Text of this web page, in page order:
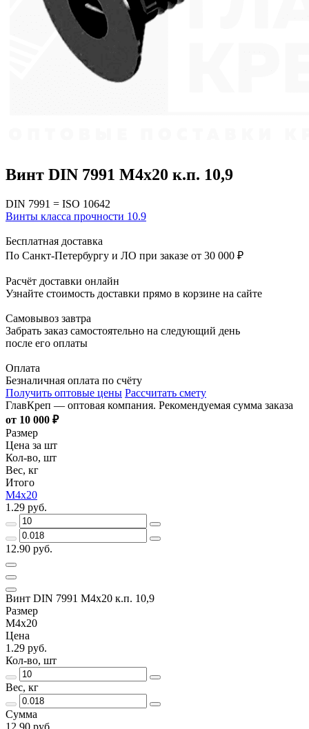
Винт DIN 7991 M4х20 к.п. 10,9
DIN 7991 = ISO 10642
Винты класса прочности 10.9
Бесплатная доставка
По Санкт-Петербургу и ЛО при заказе от 30 000 ₽
Расчёт доставки онлайн
Узнайте стоимость доставки прямо в корзине на сайте
Самовывоз завтра
Забрать заказ самостоятельно на следующий день
после его оплаты
Оплата
Безналичная оплата по счёту
Получить оптовые цены Рассчитать смету
ГлавКреп — оптовая компания. Рекомендуемая сумма заказа
от 10 000 ₽
Размер
Цена за шт
Кол-во, шт
Вес, кг
Итого
M4х20
1.29 руб.
12.90 руб.
Винт DIN 7991 M4х20 к.п. 10,9
Размер
M4х20
Цена
1.29 руб.
Кол-во, шт
Вес, кг
Сумма
12.90 руб.